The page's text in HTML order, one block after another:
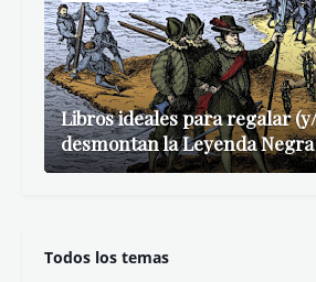
Libros ideales para regalar
desmontan la Leyenda Negra
Todos los temas